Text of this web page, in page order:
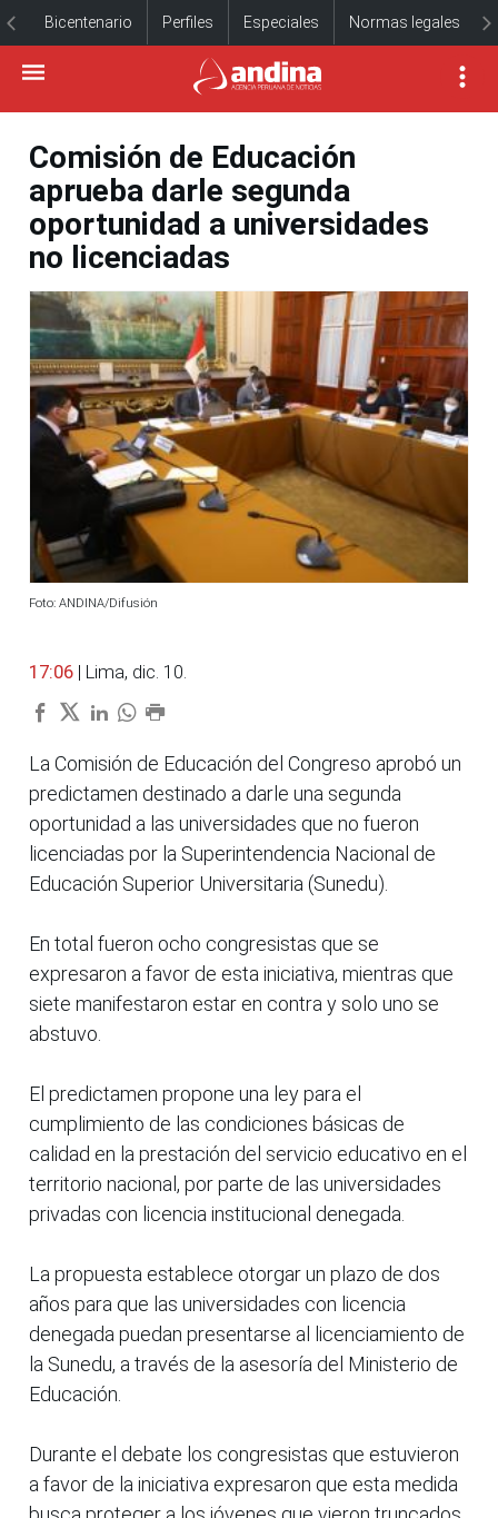
Bicentenario Perfiles Especiales Normas legales
Comisión de Educación
aprueba darle segunda
oportunidad a universidades
no licenciadas
Foto: ANDINA/Difusión
17:06 | Lima, dic. 10.
La Comisión de Educación del Congreso aprobó un
predictamen destinado a darle una segunda
oportunidad a las universidades que no fueron
licenciadas por la Superintendencia Nacional de
Educación Superior Universitaria (Sunedu).
En total fueron ocho congresistas que se
expresaron a favor de esta iniciativa, mientras que
siete manifestaron estar en contra y solo uno se
abstuvo.
El predictamen propone una ley para el
cumplimiento de las condiciones básicas de
calidad en la prestación del servicio educativo en el
territorio nacional, por parte de las universidades
privadas con licencia institucional denegada.
La propuesta establece otorgar un plazo de dos
años para que las universidades con licencia
denegada puedan presentarse al licenciamiento de
la Sunedu, a través de la asesoría del Ministerio de
Educación.
Durante el debate los congresistas que estuvieron
a favor de la iniciativa expresaron que esta medida